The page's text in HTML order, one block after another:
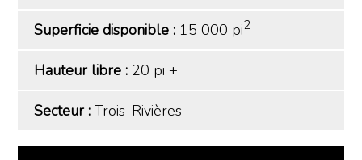
Superficie disponible : 15 000 pi2
Hauteur libre : 20 pi +
Secteur :Trois-Rivières